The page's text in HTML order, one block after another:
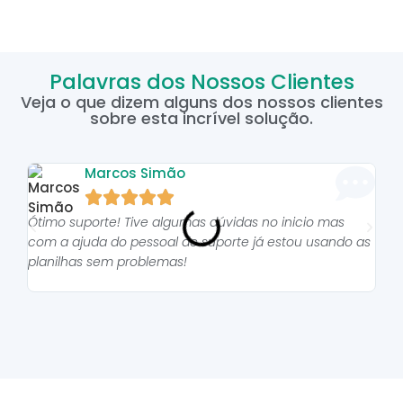
Palavras dos Nossos Clientes
Veja o que dizem alguns dos nossos clientes
sobre esta incrível solução.
Marcos Simão

Ótimo suporte! Tive algumas dúvidas no inicio mas
com a ajuda do pessoal do suporte já estou usando as
planilhas sem problemas!